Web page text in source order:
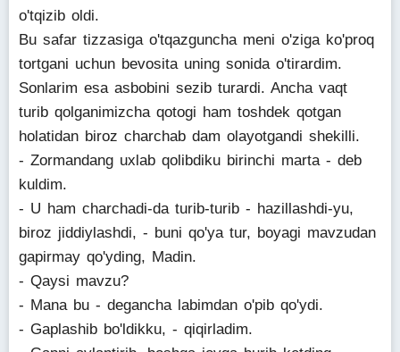
o'tqizib oldi.
Bu safar tizzasiga o'tqazguncha meni o'ziga ko'proq
tortgani uchun bevosita uning sonida o'tirardim.
Sonlarim esa asbobini sezib turardi. Ancha vaqt
turib qolganimizcha qotogi ham toshdek qotgan
holatidan biroz charchab dam olayotgandi shekilli.
- Zormandang uxlab qolibdiku birinchi marta - deb
kuldim.
- U ham charchadi-da turib-turib - hazillashdi-yu,
biroz jiddiylashdi, - buni qo'ya tur, boyagi mavzudan
gapirmay qo'yding, Madin.
- Qaysi mavzu?
- Mana bu - degancha labimdan o'pib qo'ydi.
- Gaplashib bo'ldikku, - qiqirladim.